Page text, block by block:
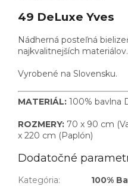
49 DeLuxe Yves
Nádherná posteľná
najkvalitnejších
Vyrobené na Slovensku.
MATERIÁL: 100% bavlna
ROZMERY: 70 x 90 cm
x 220 cm (Paplón)
Dodatočné
Kategória:
100%